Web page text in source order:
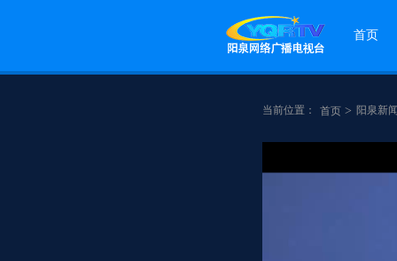
首页
当前位置： 首页 > 阳泉新